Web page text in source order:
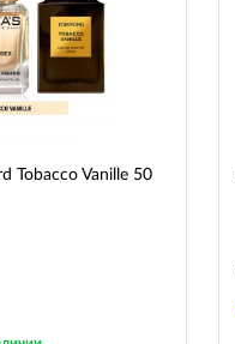
Tobacco Vanille 50